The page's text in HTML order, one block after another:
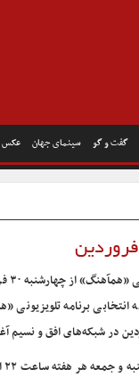
گفت و گو سینمای جهان عکس
چهارشنبه ۳۰ فروردین آغاز می‌شود.
برنامه تلویزیونی